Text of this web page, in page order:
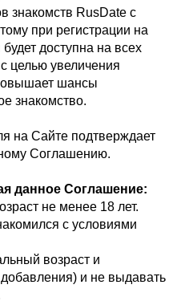
знакомств RusDate с
при регистрации на
доступна на всех
целью увеличения
шансы
знакомство.
на Сайте подтверждает
Соглашению.
данное Соглашение:
не менее 18 лет.
с условиями
возраст и
и не выдавать